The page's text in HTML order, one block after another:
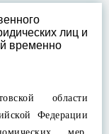
лиц и
временно
области
Федерации